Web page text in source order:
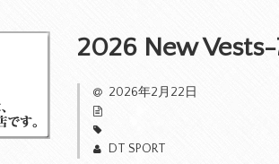
2026 New Vests-
2026年2月22日
DT SPORT